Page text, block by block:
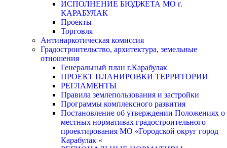
ИСПОЛНЕНИЕ БЮДЖЕТА МО г.
КАРАБУЛАК
Проекты
Торговля
Антинаркотическая комиссия
Градостроительство, архитектура, земельные
отношения
Генеральный план г.Карабулак
ПРОЕКТ ПЛАНИРОВКИ ТЕРРИТОРИИ
РЕГЛАМЕНТЫ
Правила землепользования и застройки
Программы комплексного развития
Постановление об утверждении Положениях о
местных нормативах градостроительного
проектирования МО «Городской округ город
Карабулак «